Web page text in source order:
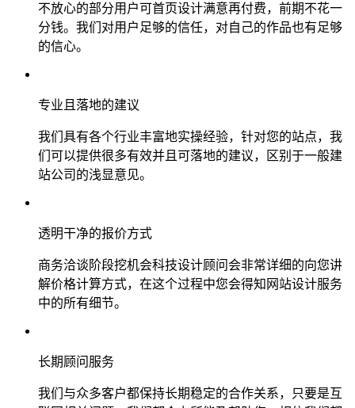
不放心的部分用户可首页设计满意再付费，前期不花一
分钱。我们对用户足够的信任，对自己的作品也有足够
的信心。
专业且落地的建议
我们具有各个行业丰富地实操经验，针对您的站点，我
们可以提供很多有效并且可落地的建议，区别于一般建
站公司的浅显意见。
透明干净的报价方式
商务洽谈阶段挖机会科技设计顾问会非常详细的向您讲
解价格计算方式，在这个过程中您会得知网站设计服务
中的所有细节。
长期顾问服务
我们与众多客户都保持长期稳定的合作关系，只要是互